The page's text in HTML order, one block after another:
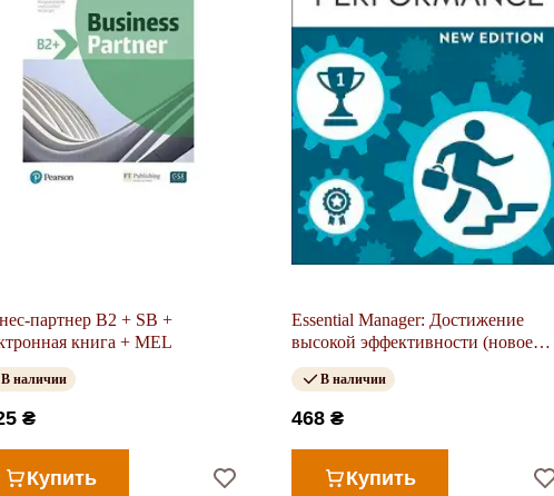
партнер B2 + SB +
книга + MEL
В наличии
₴
Купить
Essential Manager: Достижение
высокой эффективности (новое
издание)
В наличии
468 ₴
Купить